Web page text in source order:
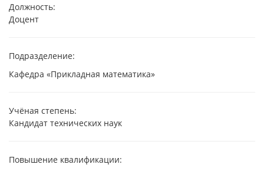
Должность:
Доцент
Подразделение:
Кафедра «Прикладная математика»
Учёная степень:
Кандидат технических наук
Повышение квалификации: